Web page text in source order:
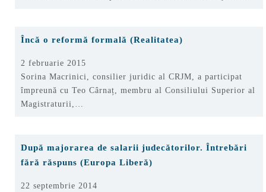
Încă o reformă formală (Realitatea)
2 februarie 2015
Sorina Macrinici, consilier juridic al CRJM, a participat
împreună cu Teo Cârnaț, membru al Consiliului Superior al
Magistraturii,…
După majorarea de salarii judecătorilor. Întrebări
fără răspuns (Europa Liberă)
22 septembrie 2014